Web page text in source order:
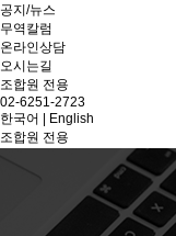
공지/뉴스
무역칼럼
온라인상담
오시는길
조합원 전용
02-6251-2723
한국어
English
조합원 전용